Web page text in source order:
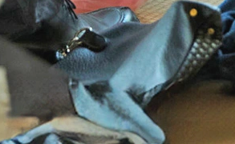
02
ーン処分｜正しい捨て方を徹底解説！安
分方法・バ…
06
クボード処分｜正しい捨て方を徹底解
動キックボー…
05